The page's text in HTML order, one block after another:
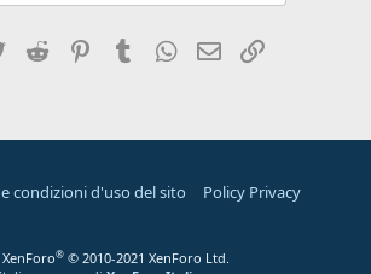
Twitter Reddit PinterestTumblrWhatsApp
e-mail
condizioni d'uso del sito
Policy Privacy
® © 2010-2021 XenForo Ltd.